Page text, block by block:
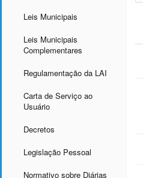
Leis Municipais
Leis Municipais
Complementares
Regulamentação da LAI
Carta de Serviço ao
Usuário
Decretos
Legislação Pessoal
Normativo sobre Diárias